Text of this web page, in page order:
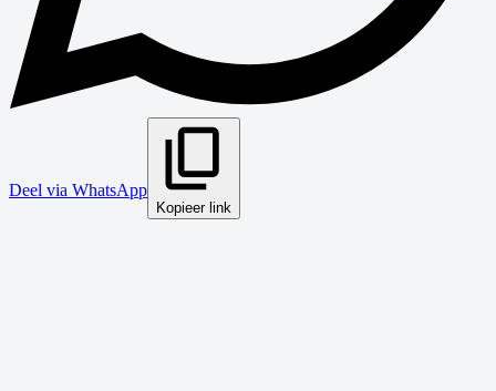
Deel via WhatsApp
Kopieer link